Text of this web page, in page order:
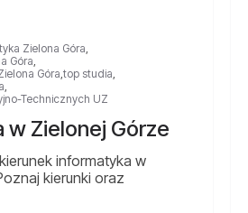
Zielona Góra
Góra
Góra top studia
Technicznych UZ
w Zielonej Górze
informatyka w
kierunki oraz